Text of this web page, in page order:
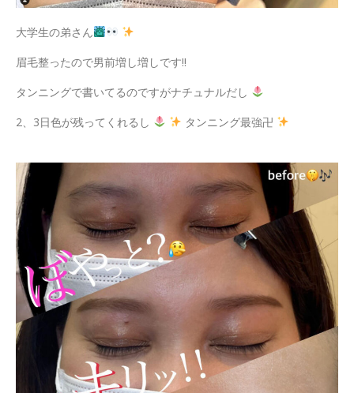
大学生の弟さん
眉毛整ったので男前増し増しです!!
タンニングで書いてるのですがナチュナルだし
2、3日色が残ってくれるし
タンニング最強卍